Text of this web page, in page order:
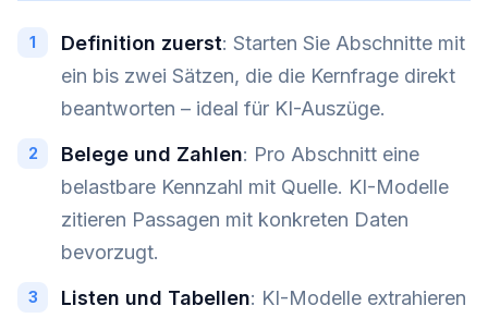
Definition zuerst: Starten Sie Abschnitte mit
ein bis zwei Sätzen, die die Kernfrage direkt
beantworten – ideal für KI-Auszüge.
Belege und Zahlen: Pro Abschnitt eine
belastbare Kennzahl mit Quelle. KI-Modelle
zitieren Passagen mit konkreten Daten
bevorzugt.
Listen und Tabellen: KI-Modelle extrahieren